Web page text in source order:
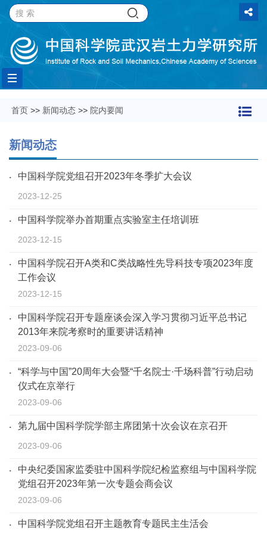
Toggle
navigation
首页 >> 新闻动态 >> 院内要闻
新闻动态
中国科学院党组召开2023年冬季扩大会议
2023-12-25
中国科学院举办首期重点实验室主任培训班
2023-12-15
中国科学院召开A类和C类战略性先导科技专项2023年度
工作会议
2023-12-15
中国科学院召开专题座谈会深入学习贯彻习近平总书记
2013年来院考察时的重要讲话精神
2023-09-06
“科学与中国”20周年大会暨“千名院士·千场科普”行动启动
仪式在京举行
2023-09-06
第九届中国科学院学部主席团第十次会议在京召开
2023-09-06
中央纪委国家监委驻中国科学院纪检监察组与中国科学院
党组召开2023年第一次专题会商会议
2023-09-06
中国科学院党组召开主题教育专题民主生活会